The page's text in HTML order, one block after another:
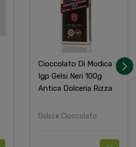
Cioccolato Di Modica
Igp Gelsi Neri 100g
Antica Dolceria Rizza
Dolci e Cioccolato